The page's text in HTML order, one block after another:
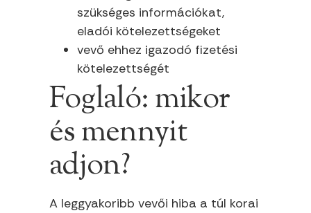
szükséges információkat,
eladói kötelezettségeket
vevő ehhez igazodó fizetési
kötelezettségét
Foglaló: mikor
és mennyit
adjon?
A leggyakoribb vevői hiba a túl korai